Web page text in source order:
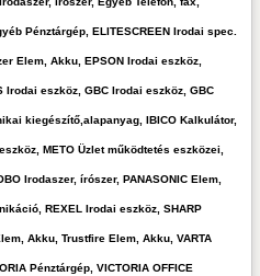
Pénztárgép, ELITESCREEN Irodai spec.
Elem, Akku, EPSON Irodai eszköz,
Irodai eszköz, GBC Irodai eszköz, GBC
kiegészítő,alapanyag, IBICO Kalkulátor,
METO Üzlet működtetés eszközei,
Irodaszer, írószer, PANASONIC Elem,
REXEL Irodai eszköz, SHARP
Akku, Trustfire Elem, Akku, VARTA
Pénztárgép, VICTORIA OFFICE